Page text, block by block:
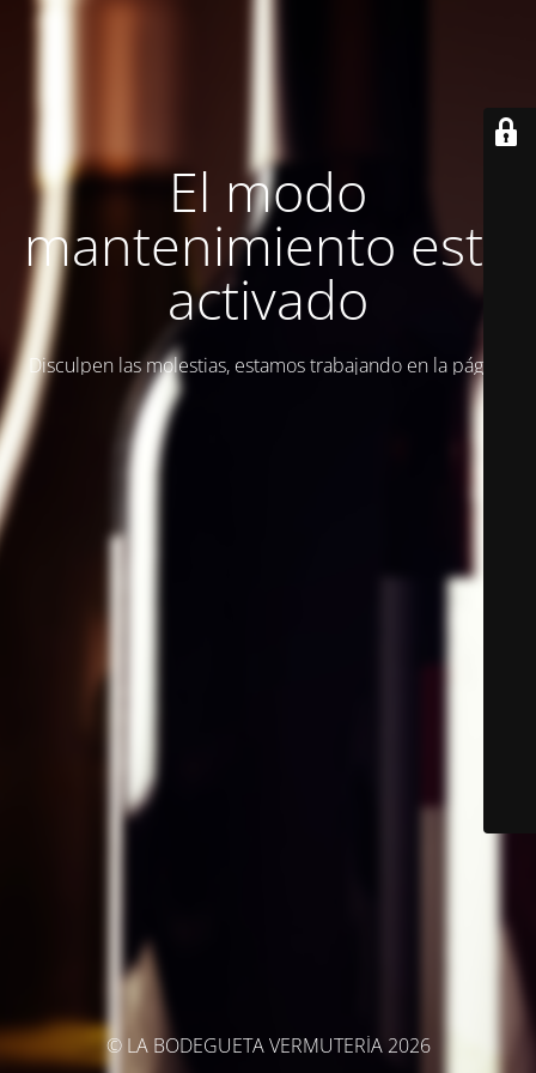
El modo
mantenimiento está
activado
Disculpen las molestias, estamos trabajando en la página
© LA BODEGUETA VERMUTERÍA 2026